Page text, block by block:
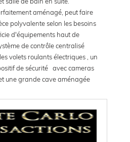
aménagé, peut faire
polyvalente selon les besoins
d'équipements haut de
de contrôle centralisé
volets roulants électriques , un
de sécurité avec cameras
une grande cave aménagée